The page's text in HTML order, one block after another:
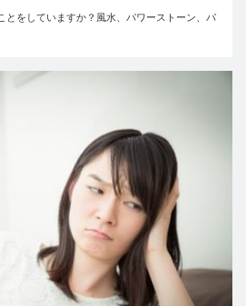
とをしていますか？風水、パワーストーン、パ